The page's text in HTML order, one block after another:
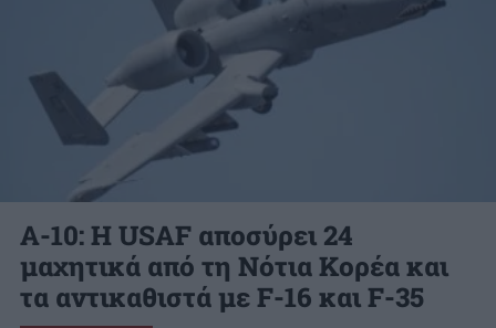
A-10: Η USAF αποσύρει 24
μαχητικά από τη Νότια Κορέα και
τα αντικαθιστά με F-16 και F-35